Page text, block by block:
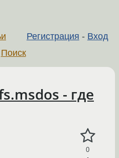
Регистрация - Вход
Поиск
- где
0